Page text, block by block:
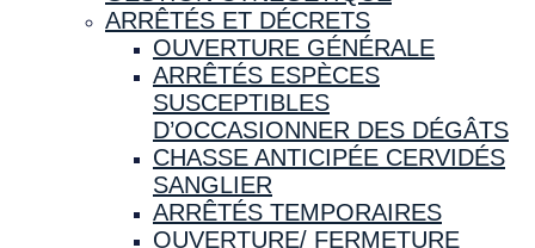
ARRÊTÉS ET DÉCRETS
OUVERTURE GÉNÉRALE
ARRÊTÉS ESPÈCES
SUSCEPTIBLES
D’OCCASIONNER DES DÉGÂTS
CHASSE ANTICIPÉE CERVIDÉS
SANGLIER
ARRÊTÉS TEMPORAIRES
OUVERTURE/ FERMETURE